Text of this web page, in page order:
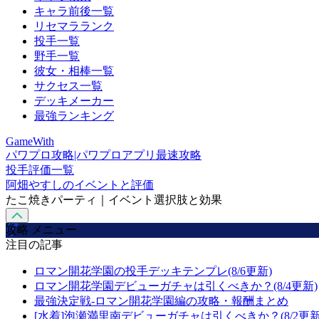
キャラ前後一覧
リセマラランク
投手一覧
野手一覧
彼女・相棒一覧
サクセス一覧
デッキメーカー
最強ランキング
GameWith
パワプロ攻略|パワプロアプリ最速攻略
投手評価一覧
阿畑やすしのイベントと評価
たこ焼きパーティ｜イベント選択肢と効果
攻略 メニュー
注目の記事
ロマン開花学園の投手デッキテンプレ(8/6更新)
ロマン開花学園デビューガチャは引くべきか？(8/4更新)
最強決定戦-ロマン開花学園編の攻略・報酬まとめ
[水着]泡瀬満里南デビューガチャは引くべきか？(8/2更